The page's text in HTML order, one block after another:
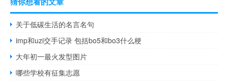
关于低碳生活的名言名句
imp和uzi交手记录 包括bo5和bo3什么梗
大年初一最火发型图片
哪些学校有征集志愿